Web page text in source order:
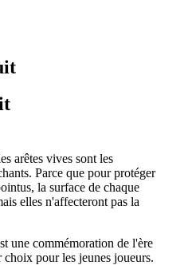
arêtes vives sont les
Parce que pour protéger
la surface de chaque
elles n'affecteront pas la
une commémoration de l'ère
pour les jeunes joueurs.